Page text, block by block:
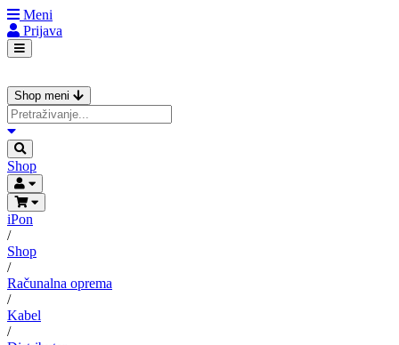
Meni
Prijava
Shop meni
Shop
iPon
/
Shop
/
Računalna oprema
/
Kabel
/